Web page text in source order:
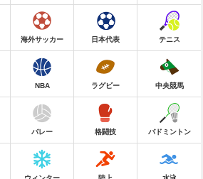
海外サッカー 日本代表 テニス
NBA ラグビー 中央競馬
バレー 格闘技 バドミントン